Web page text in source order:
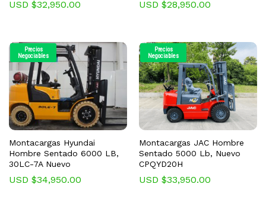
USD $32,950.00 USD $28,950.00
Precios
Negociables
Montacargas Hyundai
Hombre Sentado 6000 LB,
30LC-7A Nuevo
USD $34,950.00
Precios
Negociables
Montacargas JAC Hombre
Sentado 5000 Lb, Nuevo
CPQYD20H
USD $33,950.00